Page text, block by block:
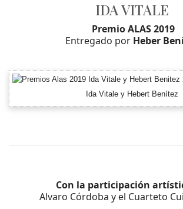
IDA VITALE
Premio ALAS 2019
Entregado por Heber
Ida Vitale y Hebert Benítez
Con la participación
Alvaro Córdoba y el Cuarteto